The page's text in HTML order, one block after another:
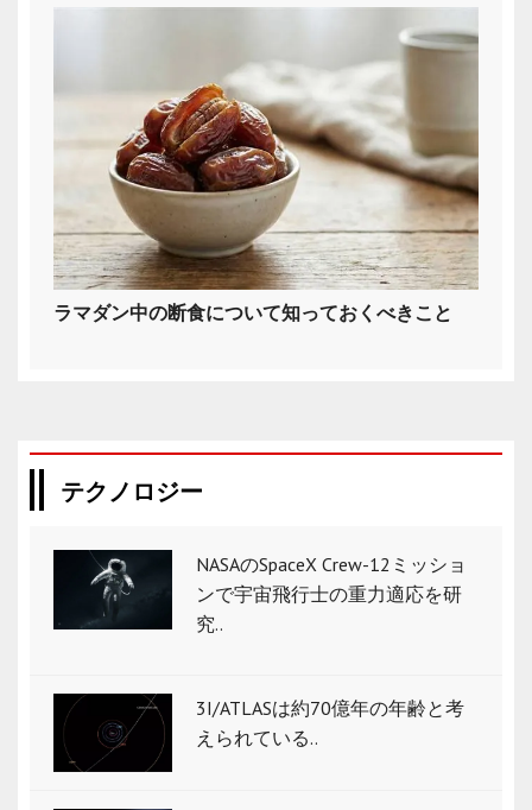
ラマダン中の断食について知っておくべきこと
テクノロジー
NASAのSpaceX Crew-12ミッショ
ンで宇宙飛行士の重力適応を研
究..
3I/ATLASは約70億年の年齢と考
えられている..